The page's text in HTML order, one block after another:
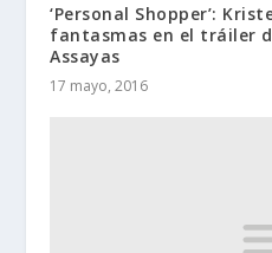
‘Personal Shopper’:
fantasmas en el tráiler
Assayas
17 mayo, 2016